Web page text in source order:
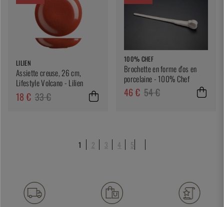
LILIEN
Assiette creuse, 26 cm,
Lifestyle Volcano - Lilien
18 € 33 €
100% CHEF
Brochette en forme d'os en
porcelaine - 100% Chef
46 € 54 €
1 2 3 4 5